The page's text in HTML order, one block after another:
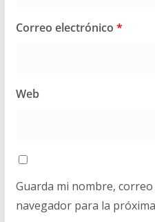
Correo electrónico *
Web
Guarda mi nombre,
navegador para la